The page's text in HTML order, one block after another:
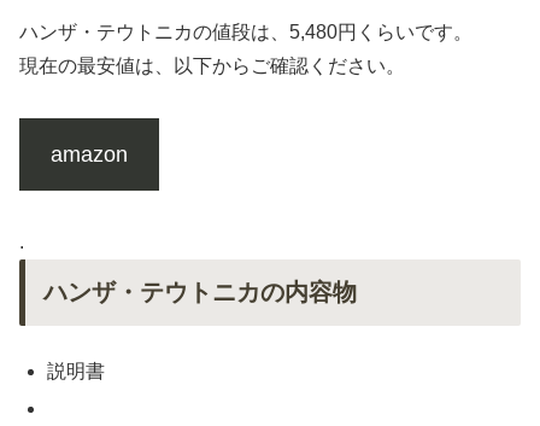
ハンザ・テウトニカの値段は、5,480円くらいです。
現在の最安値は、以下からご確認ください。
amazon
.
ハンザ・テウトニカの内容物
説明書